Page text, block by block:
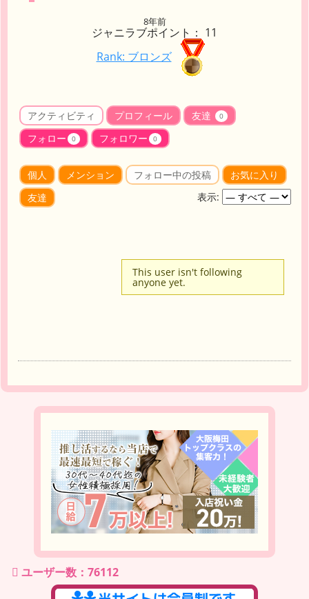
8年前
ジャニラブポイント： 11
Rank: ブロンズ
アクティビティ プロフィール 友達 0
フォロー 0 フォロワー 0
個人 メンション フォロー中の投稿
お気に入り
友達
表示:
This user isn't following
anyone yet.
ユーザー数：76112